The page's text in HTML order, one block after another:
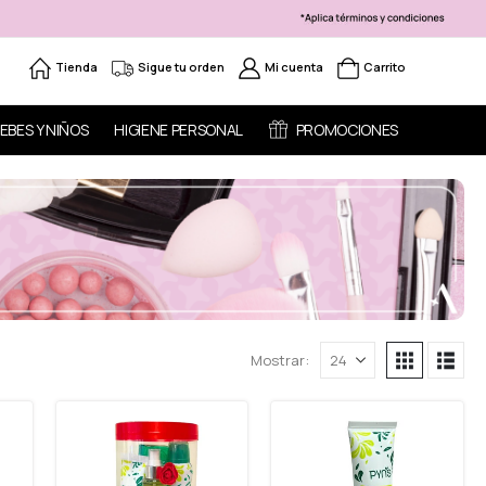
Tienda Sigue tu orden Mi cuenta Carrito
Y NIÑOS HIGIENE PERSONAL PROMOCIONES
Mostrar: